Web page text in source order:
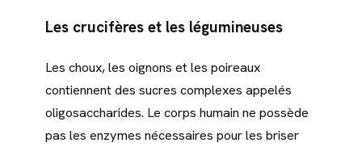
Les crucifères et les légumineuses
Les choux, les oignons et les poireaux
contiennent des sucres complexes appelés
oligosaccharides. Le corps humain ne possède
pas les enzymes nécessaires pour les briser